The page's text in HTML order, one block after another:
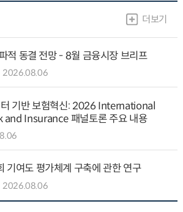
더보기
적 동결 전망 - 8월 금융시장 브리프
2026.08.06
기반 보험혁신: 2026 International
Insurance 패널토론 주요 내용
기여도 평가체계 구축에 관한 연구
2026.08.06